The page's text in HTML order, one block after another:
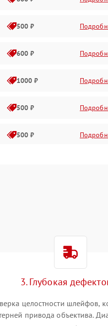
500 ₽
600 ₽
1000 ₽
500 ₽
500 ₽
3. Глубокая
целостности шлейфов,
привода объектива.